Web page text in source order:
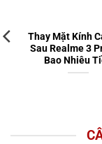
Thay Mặt Kính
Sau Realme 3
Bao Nhiêu